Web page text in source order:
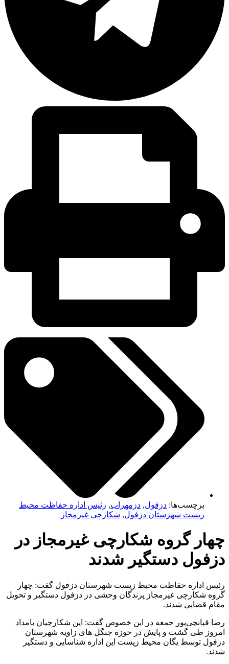
برچسب‌ها: دزفول, دزمهراب, رئیس اداره حفاظت محیط
زیست شهرستان دزفول, شکارچی غیرمجاز
چهار گروه شکارچی غیرمجاز در
دزفول دستگیر شدند
رئیس اداره حفاظت محیط زیست شهرستان دزفول گفت: چهار
گروه شکارچی غیرمجاز پرندگان وحشی در دزفول دستگیر و تحویل
مقام قضایی شدند.
رضا قپانچی‌پور جمعه در این خصوص گفت: این شکارچیان بامداد
امروز طی گشت و پایش در حوزه جنگل های زاویه شهرستان
دزفول توسط یگان محیط زیست این اداره شناسایی و دستگیر
شدند.